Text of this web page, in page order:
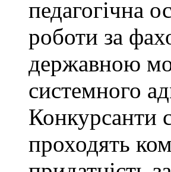
педагогічна
роботи за
державною
системного
Конкурсанти
проходять